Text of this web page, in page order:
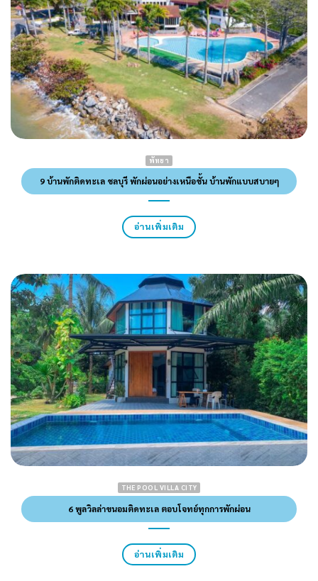
พัทยา
9 บ้านพักติดทะเล ชลบุรี พักผ่อนอย่างเหนือชั้น บ้านพักแบบสบายๆ
อ่านเพิ่มเติม
THE POOL VILLA CITY
6 พูลวิลล่าขนอมติดทะเล ตอบโจทย์ทุกการพักผ่อน
อ่านเพิ่มเติม